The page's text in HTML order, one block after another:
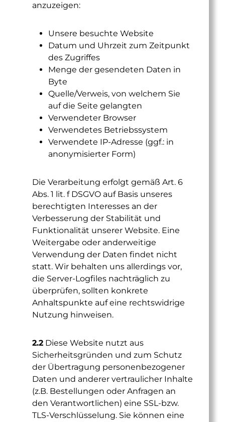
anzuzeigen:
Unsere besuchte Website
Datum und Uhrzeit zum Zeitpunkt
des Zugriffes
Menge der gesendeten Daten in
Byte
Quelle/Verweis, von welchem Sie
auf die Seite gelangten
Verwendeter Browser
Verwendetes Betriebssystem
Verwendete IP-Adresse (ggf.: in
anonymisierter Form)
Die Verarbeitung erfolgt gemäß Art. 6
Abs. 1 lit. f DSGVO auf Basis unseres
berechtigten Interesses an der
Verbesserung der Stabilität und
Funktionalität unserer Website. Eine
Weitergabe oder anderweitige
Verwendung der Daten findet nicht
statt. Wir behalten uns allerdings vor,
die Server-Logfiles nachträglich zu
überprüfen, sollten konkrete
Anhaltspunkte auf eine rechtswidrige
Nutzung hinweisen.
2.2 Diese Website nutzt aus
Sicherheitsgründen und zum Schutz
der Übertragung personenbezogener
Daten und anderer vertraulicher Inhalte
(z.B. Bestellungen oder Anfragen an
den Verantwortlichen) eine SSL-bzw.
TLS-Verschlüsselung. Sie können eine